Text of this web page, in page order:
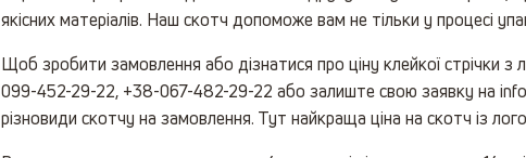
якісних матеріалів. Наш скотч допоможе вам не тільки у процесі
Щоб зробити замовлення або дізнатися про ціну клейкої
099-452-29-22, +38-067-482-29-22 або залиште свою заявку на
різновиди скотчу на замовлення. Тут найкраща ціна на скотч із